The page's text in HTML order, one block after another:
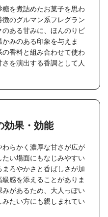
を煮詰めたお菓子を思わ
のグルマン系フレグラン
ある甘みに、ほんのりビ
みのある印象を与えま
香料と組み合わせて使わ
を演出する香調として人
効果・効能
わらかく濃厚な甘さが広が
い場面にもなじみやすい
ろやかさと香ばしさが加
感を添えることがありま
があるため、大人っぽい
たい方にも親しまれてい